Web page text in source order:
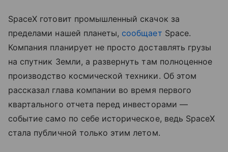
SpaceX готовит промышленный скачок за
пределами нашей планеты, сообщает Space.
Компания планирует не просто доставлять грузы
на спутник Земли, а развернуть там полноценное
производство космической техники. Об этом
рассказал глава компании во время первого
квартального отчета перед инвесторами —
событие само по себе историческое, ведь SpaceX
стала публичной только этим летом.